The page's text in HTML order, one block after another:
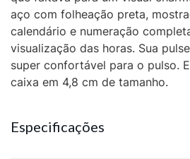
aço com folheação preta,
calendário e numeração
visualização das horas. Sua
super confortável para o pulso.
caixa em 4,8 cm de tamanho.
Especificações